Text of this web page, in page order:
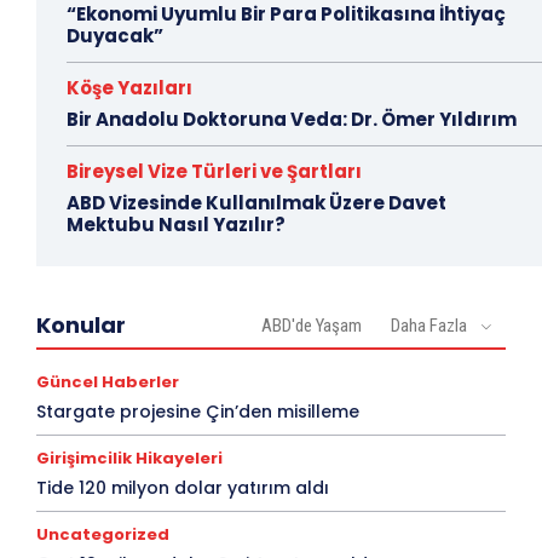
“Ekonomi Uyumlu Bir Para Politikasına İhtiyaç
Duyacak”
Köşe Yazıları
Bir Anadolu Doktoruna Veda: Dr. Ömer Yıldırım
Bireysel Vize Türleri ve Şartları
ABD Vizesinde Kullanılmak Üzere Davet
Mektubu Nasıl Yazılır?
Konular ABD'de Yaşam Daha Fazla
Güncel Haberler
Stargate projesine Çin’den misilleme
Girişimcilik Hikayeleri
Tide 120 milyon dolar yatırım aldı
Uncategorized